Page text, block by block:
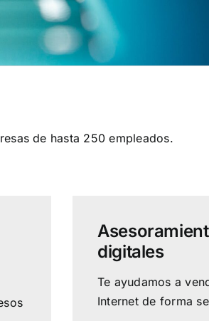
de hasta 250 empleados.
digitales
Te ayudamos a
Internet de forma